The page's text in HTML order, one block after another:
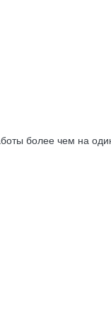
более чем на